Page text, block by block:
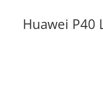
Huawei P40